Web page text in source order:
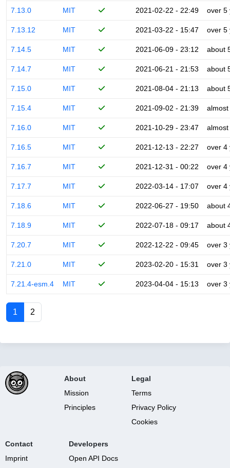
7.13.0 MIT 2021-02-22 - 22:49 over 5
7.13.12 MIT 2021-03-22 - 15:47 over 5
7.14.5 MIT 2021-06-09 - 23:12 about
7.14.7 MIT 2021-06-21 - 21:53 about
7.15.0 MIT 2021-08-04 - 21:13 about
7.15.4 MIT 2021-09-02 - 21:39
7.16.0 MIT 2021-10-29 - 23:47
7.16.5 MIT 2021-12-13 - 22:27 over 4
7.16.7 MIT 2021-12-31 - 00:22 over 4
7.17.7 MIT 2022-03-14 - 17:07 over 4
7.18.6 MIT 2022-06-27 - 19:50 about
7.18.9 MIT 2022-07-18 - 09:17 about
7.20.7 MIT 2022-12-22 - 09:45 over 3
7.21.0 MIT 2023-02-20 - 15:31 over 3
7.21.4-esm.4 MIT 2023-04-04 - 15:13 over 3
1 2
About
Mission
Principles
Legal
Terms
Privacy Policy
Cookies
Contact
Imprint
Developers
Open API Docs